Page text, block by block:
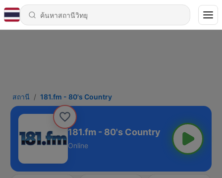
สถานี 181.fm - 80's Country
181.fm - 80's Country
Online